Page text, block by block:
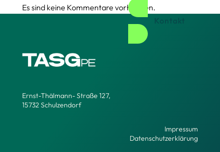
Kontakt
Es sind keine Kommentare vorhanden.
Ernst-Thälmann- Straße 127,
15732 Schulzendorf
Impressum
Datenschutzerklärung